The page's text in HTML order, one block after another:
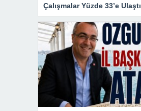
Çalışmalar Yüzde 33’e Ulaştı